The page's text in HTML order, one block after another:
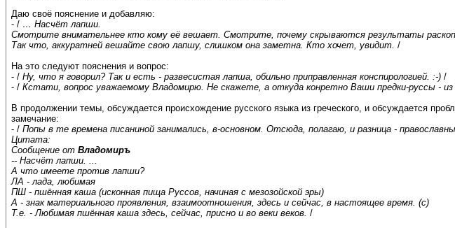
Даю своё пояснение и добавляю:
- / … Насчёт лапши.
Смотрите внимательнее кто кому её вешает. Смотрите, почему скрываются результаты
Так что, аккуратней вешайте свою лапшу, слишком она заметна. Кто хочет, увидит. /
На это следуют пояснения и вопрос:
- / Ну, что я говорил? Так и есть - развесистая лапша, обильно приправленная конспирологией. :-) /
- / Кстати, вопрос уважаемому Владомирю. Не скажете, а откуда конретно Ваши предки-руссы -
В продолжении темы, обсуждается происхождение русского языка из греческого, и обсуждается
замечание:
- / Попы в те времена писаниной занимались, в-основном. Отсюда, полагаю, и разница -
Цитата:
Сообщение от Владомиръ
-- Насчёт лапши. ...
А что имеете против лапши?
ЛА - лада, любимая
ПШ - пшённая каша (исконная пища Руссов, начиная с мезозойской эры)
А - знак материального проявления, взаимоотношения, здесь и сейчас, в настоящее время. (с)
Т.е. - Любимая пшённая каша здесь, сейчас, присно и во веки веков. /